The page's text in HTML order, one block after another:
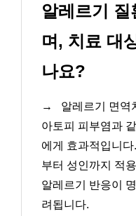
알레르기 질
며, 치료 대
나요?
→
알레르기 면역
아토피 피부염과
에게 효과적입니
부터 성인까지 적
알레르기 반응이
려됩니다.